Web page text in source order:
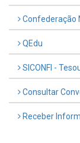
Confederação
QEdu
SICONFI -
Consultar
Receber